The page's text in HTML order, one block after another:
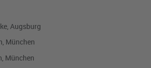
Augsburg
München
München